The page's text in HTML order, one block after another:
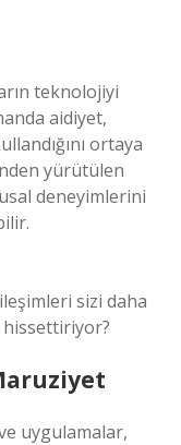
teknolojiyi
aidiyet,
ortaya
yürütülen
deneyimlerini
sizi daha
hissettiriyor?
uygulamalar,